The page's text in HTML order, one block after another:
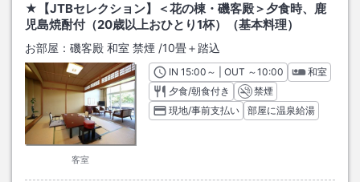
★【JTBセレクション】＜花の棟・磯客殿＞夕食時、鹿
児島焼酎付（20歳以上おひとり1杯）（基本料理）
お部屋： 磯客殿 和室 禁煙 /10畳＋踏込
客室
INチェックイン
15:00 ～ | OUT チェックアウト
～10:00
和室
夕食/朝食付き
禁煙
現地/事前支払い
部屋に温泉給湯